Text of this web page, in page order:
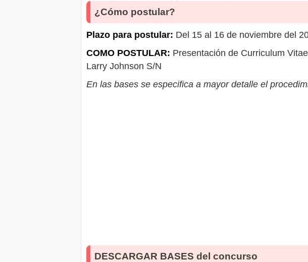
¿Cómo postular?
Plazo para postular: Del 15 al 16 de noviembre del
COMO POSTULAR: Presentación de Curriculum
Larry Johnson S/N
En las bases se especifica a mayor detalle el
DESCARGAR BASES del concurso